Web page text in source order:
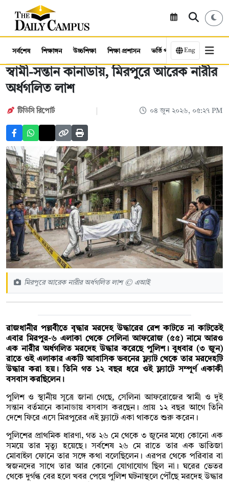
সর্বশেষ শিক্ষাঙ্গন উচ্চশিক্ষা শিক্ষা প্রশাসন ভর্তি পরীক্ষা কর্মসংস্থান
Eng
স্বামী-সন্তান কানাডায়, মিরপুরে আরেক নারীর
অর্ধগলিত লাশ
টিডিসি রিপোর্ট ০৪ জুন ২০২৬, ০৫:২৭ PM
মিরপুরে আরেক নারীর অর্ধগলিত লাশ © এআই
রাজধানীর পল্লবীতে বৃদ্ধার মরদেহ উদ্ধারের রেশ কাটতে না কাটতেই
এবার মিরপুর-৬ এলাকা থেকে সেলিনা আফরোজ (৫৫) নামে আরও
এক নারীর অর্ধগলিত মরদেহ উদ্ধার করেছে পুলিশ। বুধবার (৩ জুন)
রাতে ওই এলাকার একটি আবাসিক ভবনের ফ্ল্যাট থেকে তার মরদেহটি
উদ্ধার করা হয়। তিনি গত ১২ বছর ধরে ওই ফ্ল্যাটে সম্পূর্ণ একাকী
বসবাস করছিলেন।
পুলিশ ও স্থানীয় সূত্রে জানা গেছে, সেলিনা আফরোজের স্বামী ও দুই
সন্তান বর্তমানে কানাডায় বসবাস করছেন। প্রায় ১২ বছর আগে তিনি
দেশে ফিরে এসে মিরপুরের এই ফ্ল্যাটে একা থাকতে শুরু করেন।
পুলিশের প্রাথমিক ধারণা, গত ২৬ মে থেকে ৩ জুনের মধ্যে কোনো এক
সময়ে তার মৃত্যু হয়েছে। সর্বশেষ ২৬ মে রাতে তার এক ভাতিজা
মোবাইল ফোনে তার সঙ্গে কথা বলেছিলেন। এরপর থেকে পরিবার বা
স্বজনদের সাথে তার আর কোনো যোগাযোগ ছিল না। ঘরের ভেতর
থেকে দুর্গন্ধ বের হলে খবর পেয়ে পুলিশ ঘটনাস্থলে পৌঁছে মরদেহ উদ্ধার